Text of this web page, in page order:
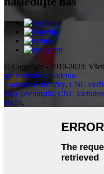
© Copyright - 2010-2023:
pre mobilné zariadenia
Karbidové doštičky, CNC
čapy pneumatík, CNC
snehu,